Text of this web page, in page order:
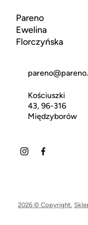
Pareno
Ewelina
Florczyńska
Kościuszki
43, 96-316
Międzyborów
2026 © Copyright.